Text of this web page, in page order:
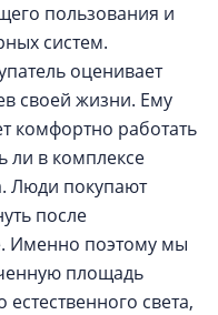
пользования и
систем.
оценивает
своей жизни. Ему
комфортно работать
ли в комплексе
Люди покупают
после
Именно поэтому мы
площадь
света,